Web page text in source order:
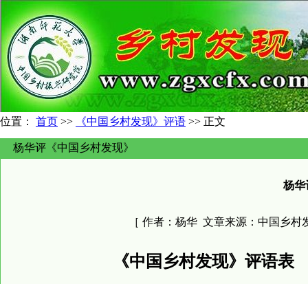
位置： 首页 >> 《中国乡村发现》评语 >> 正文
杨华评《中国乡村发现》
杨华
［ 作者： 杨华 文章来源： 中国乡村
《中国乡村发现》评语表